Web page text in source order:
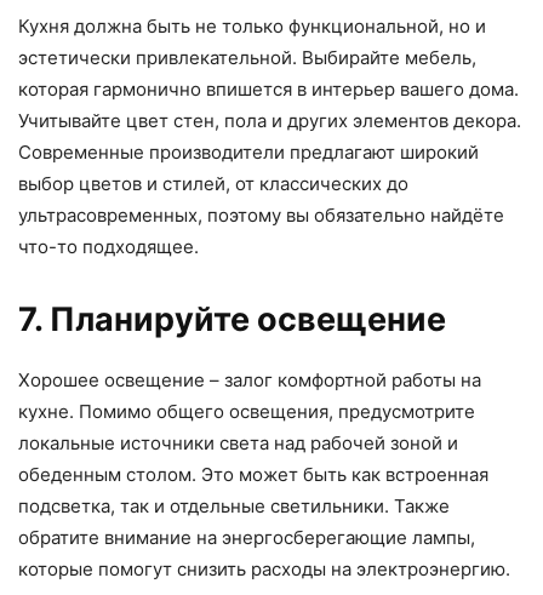
Кухня должна быть не только функциональной, но и
эстетически привлекательной. Выбирайте мебель,
которая гармонично впишется в интерьер вашего дома.
Учитывайте цвет стен, пола и других элементов декора.
Современные производители предлагают широкий
выбор цветов и стилей, от классических до
ультрасовременных, поэтому вы обязательно найдёте
что-то подходящее.
7. Планируйте освещение
Хорошее освещение – залог комфортной работы на
кухне. Помимо общего освещения, предусмотрите
локальные источники света над рабочей зоной и
обеденным столом. Это может быть как встроенная
подсветка, так и отдельные светильники. Также
обратите внимание на энергосберегающие лампы,
которые помогут снизить расходы на электроэнергию.